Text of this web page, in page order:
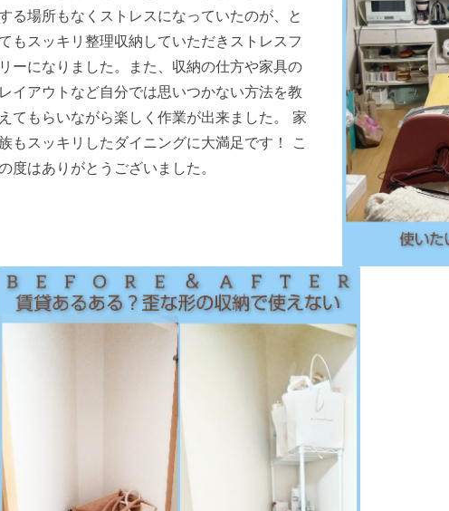
る場所もなくストレスになっていたのが、と
てもスッキリ整理収納していただきストレスフ
リーになりました。また、収納の仕方や家具の
レイアウトなど自分では思いつかない方法を教
えてもらいながら楽しく作業が出来ました。 家
もスッキリしたダイニングに大満足です！ こ
度はありがとうございました。